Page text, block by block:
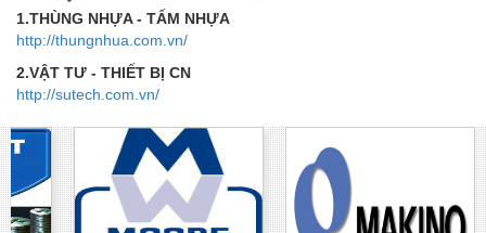
1.THÙNG NHỰA - TẤM NHỰA
http://thungnhua.com.vn/
2.VẬT TƯ - THIẾT BỊ CN
http://sutech.com.vn/